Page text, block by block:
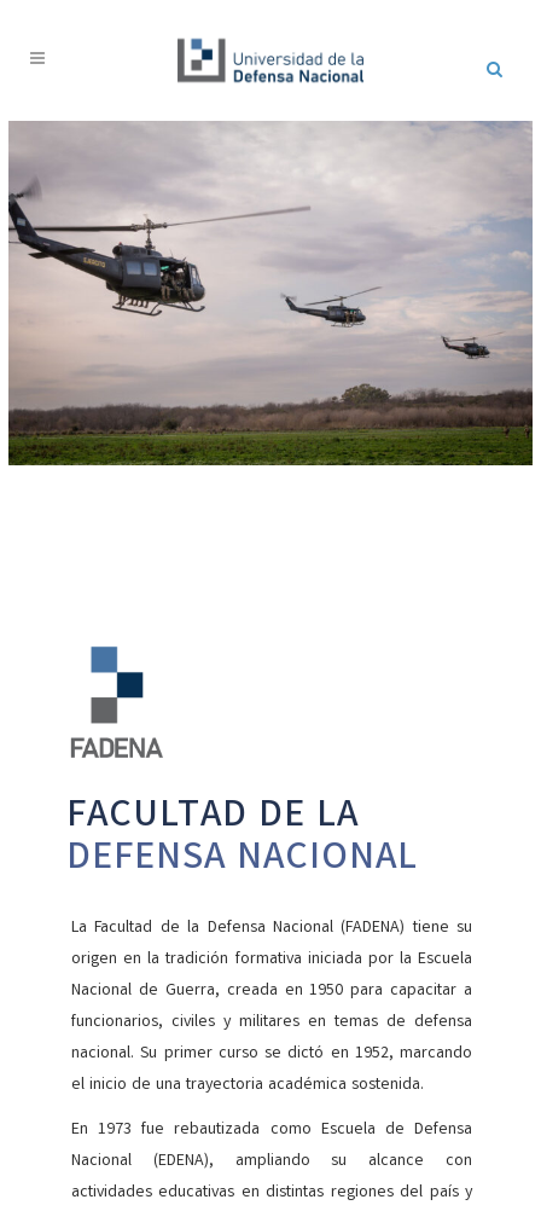
FACULTAD DE LA
DEFENSA NACIONAL
La Facultad de la Defensa Nacional (FADENA) tiene su
origen en la tradición formativa iniciada por la Escuela
Nacional de Guerra, creada en 1950 para capacitar a
funcionarios, civiles y militares en temas de defensa
nacional. Su primer curso se dictó en 1952, marcando
el inicio de una trayectoria académica sostenida.
En 1973 fue rebautizada como Escuela de Defensa
Nacional (EDENA), ampliando su alcance con
actividades educativas en distintas regiones del país y